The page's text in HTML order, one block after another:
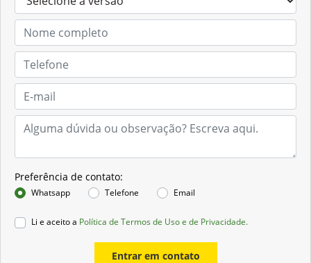
Preferência de contato:
Whatsapp Telefone Email
Li e aceito a Política de Termos de Uso e de Privacidade.
Entrar em contato